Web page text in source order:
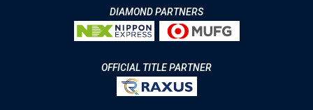
DIAMOND PARTNERS
OFFICIAL TITLE PARTNER